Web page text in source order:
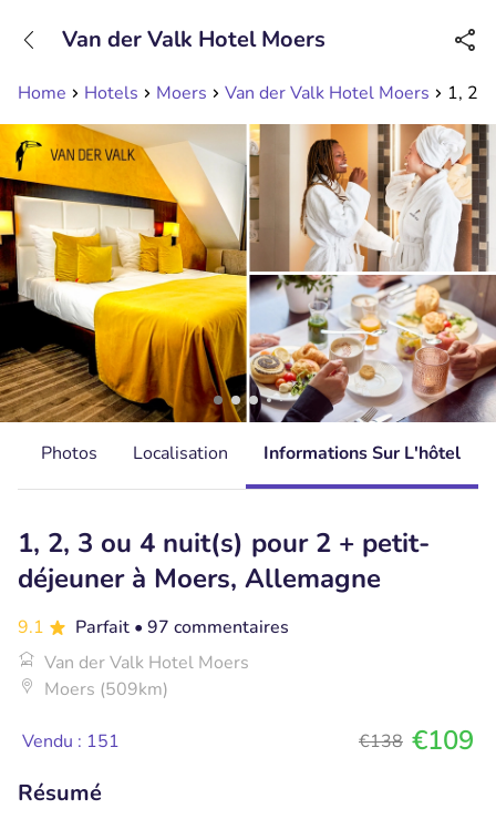
Disponible jusqu'à 23:00 heures
Home Hotels Moers Van der Valk Hotel Moers 1, 2,
Van der Valk Hotel Moers
Photos Localisation Informations Sur L'hôtel
1, 2, 3 ou 4 nuit(s) pour 2 + petit-
déjeuner à Moers, Allemagne
9.1 Parfait • 97 commentaires
Van der Valk Hotel Moers
Moers (509km)
Vendu : 151 €138 €109
Résumé